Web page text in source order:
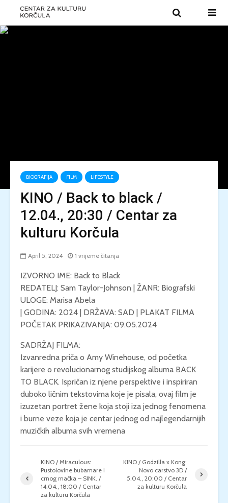
BIOGRAFIJA FILM LIFESTYLE
KINO / Back to black /
12.04., 20:30 / Centar za
kulturu Korčula
April 5, 2024 1 vrijeme čitanja
IZVORNO IME: Back to Black
REDATELJ: Sam Taylor-Johnson | ŽANR: Biografski
ULOGE: Marisa Abela
| GODINA: 2024 | DRŽAVA: SAD | PLAKAT FILMA
POČETAK PRIKAZIVANJA: 09.05.2024
SADRŽAJ FILMA:
Izvanredna priča o Amy Winehouse, od početka
karijere o revolucionarnog studijskog albuma BACK
TO BLACK. Ispričan iz njene perspektive i inspiriran
duboko ličnim tekstovima koje je pisala, ovaj film je
izuzetan portret žene koja stoji iza jednog fenomena
i burne veze koja je centar jednog od najlegendarnijih
muzičkih albuma svih vremena
KINO / Miraculous:
Pustolovine bubamare i
crnog mačka – SINK. /
14.04., 18:00 / Centar
za kulturu Korčula
KINO / Godzilla x Kong:
Novo carstvo 3D /
5.04., 20:00 / Centar
za kulturu Korčula